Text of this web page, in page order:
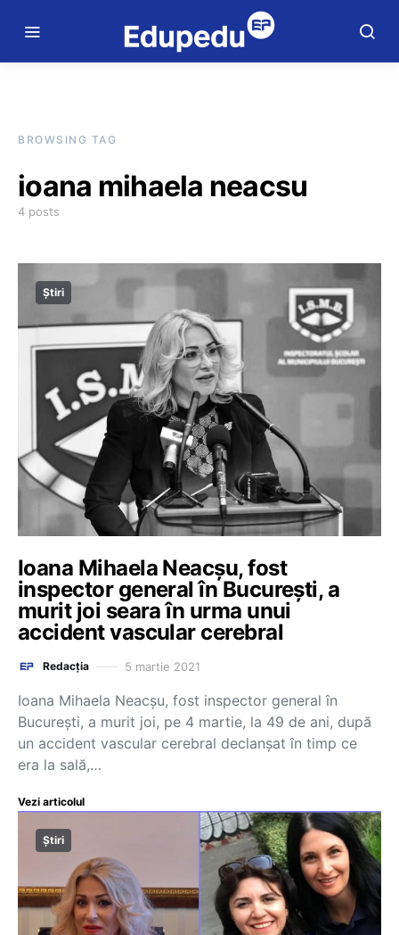
BROWSING TAG
ioana mihaela neacsu
4 posts
Știri
Ioana Mihaela Neacșu, fost
inspector general în București, a
murit joi seara în urma unui
accident vascular cerebral
Redacția 5 martie 2021
Ioana Mihaela Neacșu, fost inspector general în
București, a murit joi, pe 4 martie, la 49 de ani, după
un accident vascular cerebral declanșat în timp ce
era la sală,…
Vezi articolul
Știri